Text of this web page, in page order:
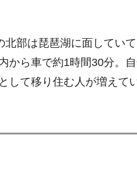
部は琵琶湖に面してい
から車で約1時間30分。
して移り住む人が増えて